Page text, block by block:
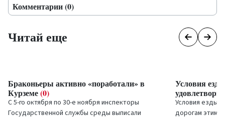
Комментарии (0)
Читай еще
Браконьеры активно «поработали» в
Курземе(0)
С 5-го октября по 30-е ноября инспекторы
Государственной службы среды выписали
Условия
Условия езды
дорогам этим